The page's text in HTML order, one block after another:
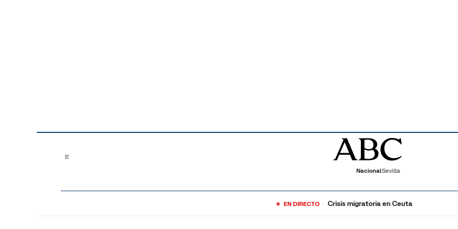
NacionalSevilla
EN DIRECTO Crisis migratoria en Ceuta